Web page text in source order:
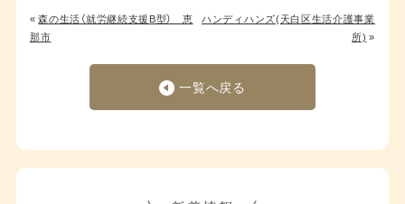
«森の生活（就労継続支援B型） 恵
那市
ハンディハンズ(天白区生活介護事業
所) »
一覧へ戻る